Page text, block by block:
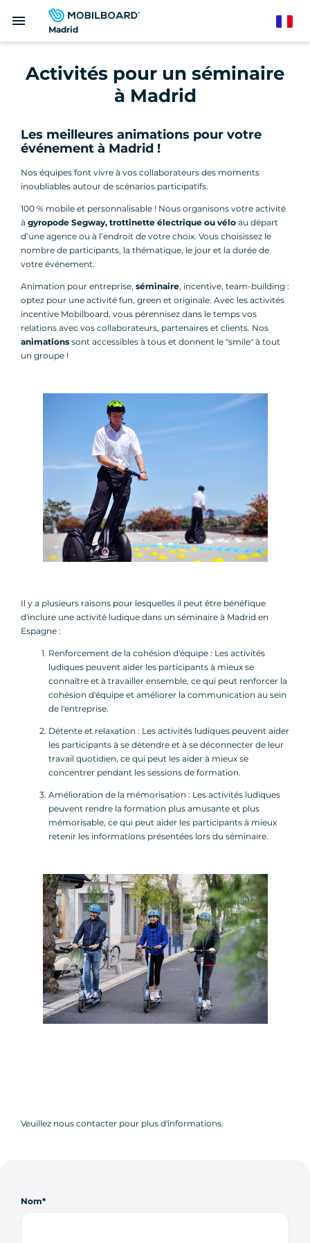
Madrid
menu
Activités pour un séminaire
à Madrid
Les meilleures animations pour votre
événement à Madrid !
Nos équipes font vivre à vos collaborateurs des moments
inoubliables autour de scénarios participatifs.
100 % mobile et personnalisable ! Nous organisons votre activité
à gyropode Segway, trottinette électrique ou vélo au départ
d’une agence ou à l’endroit de votre choix. Vous choisissez le
nombre de participants, la thématique, le jour et la durée de
votre événement.
Animation pour entreprise, séminaire, incentive, team-building :
optez pour une activité fun, green et originale. Avec les activités
incentive Mobilboard, vous pérennisez dans le temps vos
relations avec vos collaborateurs, partenaires et clients. Nos
animations sont accessibles à tous et donnent le "smile" à tout
un groupe !
Il y a plusieurs raisons pour lesquelles il peut être bénéfique
d'inclure une activité ludique dans un séminaire à Madrid en
Espagne :
Renforcement de la cohésion d'équipe : Les activités
ludiques peuvent aider les participants à mieux se
connaître et à travailler ensemble, ce qui peut renforcer la
cohésion d'équipe et améliorer la communication au sein
de l'entreprise.
Détente et relaxation : Les activités ludiques peuvent aider
les participants à se détendre et à se déconnecter de leur
travail quotidien, ce qui peut les aider à mieux se
concentrer pendant les sessions de formation.
Amélioration de la mémorisation : Les activités ludiques
peuvent rendre la formation plus amusante et plus
mémorisable, ce qui peut aider les participants à mieux
retenir les informations présentées lors du séminaire.
Veuillez nous contacter pour plus d'informations.
Nom